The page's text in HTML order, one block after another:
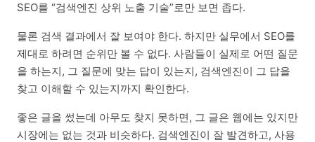
SEO를 “검색엔진 상위 노출 기술”로만 보면 좁다.
물론 검색 결과에서 잘 보여야 한다. 하지만 실무에서 SEO를
제대로 하려면 순위만 볼 수 없다. 사람들이 실제로 어떤 질문
을 하는지, 그 질문에 맞는 답이 있는지, 검색엔진이 그 답을
찾고 이해할 수 있는지까지 확인한다.
좋은 글을 썼는데 아무도 찾지 못하면, 그 글은 웹에는 있지만
시장에는 없는 것과 비슷하다. 검색엔진이 잘 발견하고, 사용